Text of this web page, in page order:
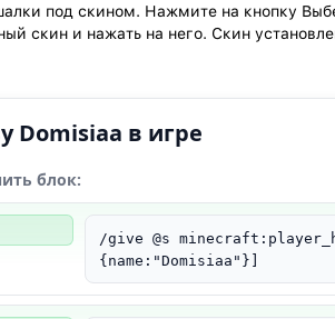
под скином. Нажмите на кнопку
скин и нажать на него. Скин
Domisiaa в игре
блок:
/give @s
{name:"Domisiaa"}]